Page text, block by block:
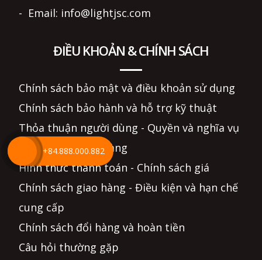
- Email: info@lightjsc.com
ĐIỀU KHOẢN & CHÍNH SÁCH
Chính sách bảo mật và điều khoản sử dụng
Chính sách bảo hành và hỗ trợ kỹ thuật
Thỏa thuận người dùng - Quyền và nghĩa vụ
Hướng dẫn mua hàng
Hình thức thanh toán - Chính sách giá
Chính sách giao hàng - Điều kiện và hạn chế
cung cấp
Chính sách đổi hàng và hoàn tiền
Câu hỏi thường gặp
+84.888.000.882